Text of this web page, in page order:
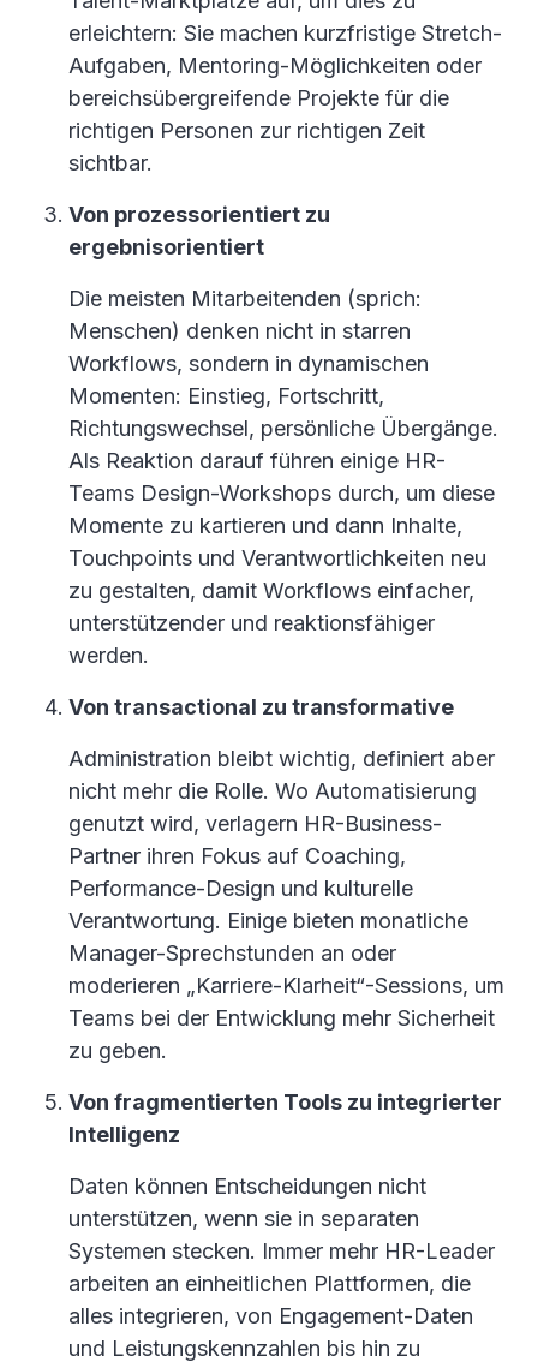
erleichtern: Sie machen kurzfristige Stretch-
Aufgaben, Mentoring-Möglichkeiten oder
bereichsübergreifende Projekte für die
richtigen Personen zur richtigen Zeit
sichtbar.
Von prozessorientiert zu
ergebnisorientiert
Die meisten Mitarbeitenden (sprich:
Menschen) denken nicht in starren
Workflows, sondern in dynamischen
Momenten: Einstieg, Fortschritt,
Richtungswechsel, persönliche Übergänge.
Als Reaktion darauf führen einige HR-
Teams Design-Workshops durch, um diese
Momente zu kartieren und dann Inhalte,
Touchpoints und Verantwortlichkeiten neu
zu gestalten, damit Workflows einfacher,
unterstützender und reaktionsfähiger
werden.
Von transactional zu transformative
Administration bleibt wichtig, definiert aber
nicht mehr die Rolle. Wo Automatisierung
genutzt wird, verlagern HR-Business-
Partner ihren Fokus auf Coaching,
Performance-Design und kulturelle
Verantwortung. Einige bieten monatliche
Manager-Sprechstunden an oder
moderieren „Karriere-Klarheit“-Sessions, um
Teams bei der Entwicklung mehr Sicherheit
zu geben.
Von fragmentierten Tools zu integrierter
Intelligenz
Daten können Entscheidungen nicht
unterstützen, wenn sie in separaten
Systemen stecken. Immer mehr HR-Leader
arbeiten an einheitlichen Plattformen, die
alles integrieren, von Engagement-Daten
und Leistungskennzahlen bis hin zu